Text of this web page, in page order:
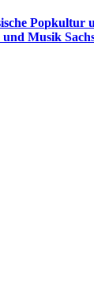
Popkultur
Musik